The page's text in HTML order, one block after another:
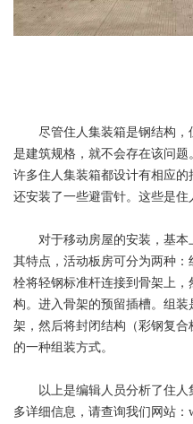
尽管住人集装箱是钢结构，
是建筑规格，就不会存在该问
许多住人集装箱都设计有相应
还安装了一些避雷针。这些是住
对于移动房屋的安装，基本
其特点，活动板房可分为两种
栓将轻钢标准杆连接到骨架上
构。进入骨架的预留插槽。组
架，然后将封闭结构（彩钢复
的一种组装方式。
以上是编辑人员分析了住人
多详细信息，请查询我们网站：